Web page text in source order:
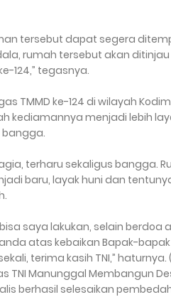
tersebut dapat segera
rumah tersebut akan
124,” tegasnya.
TMMD ke-124 di wilayah
kediamannya menjadi lebih
terharu sekaligus bangga.
baru, layak huni dan
saya lakukan, selain berdoa
atas kebaikan Bapak-bapak
terima kasih TNI,” haturnya.
TNI Manunggal Membangun
berhasil selesaikan